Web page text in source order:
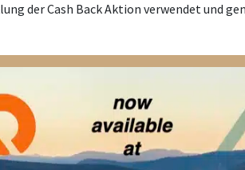
der Cash Back Aktion verwendet und